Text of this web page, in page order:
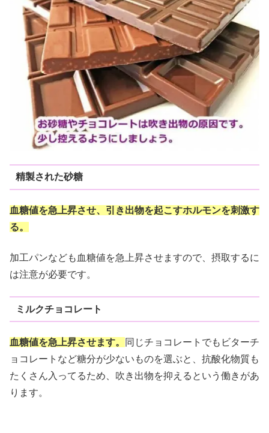
精製された砂糖
血糖値を急上昇させ、引き出物を起こすホルモンを刺激す
る。
加工パンなども血糖値を急上昇させますので、摂取するに
は注意が必要です。
ミルクチョコレート
血糖値を急上昇させます。
同じチョコレートでもビターチ
ョコレートなど糖分が少ないものを選ぶと、抗酸化物質も
たくさん入ってるため、吹き出物を抑えるという働きがあ
ります。